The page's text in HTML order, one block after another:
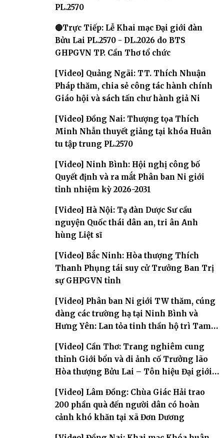
PL.2570
🔴Trực Tiếp: Lễ Khai mạc Đại giới đàn
Bửu Lai PL.2570 - DL.2026 do BTS
GHPGVN TP. Cần Thơ tổ chức
[Video] Quảng Ngãi: TT. Thích Nhuận
Pháp thăm, chia sẻ công tác hành chính
Giáo hội và sách tấn chư hành giả Ni
[Video] Đồng Nai: Thượng tọa Thích
Minh Nhẫn thuyết giảng tại khóa Huân
tu tập trung PL.2570
[Video] Ninh Bình: Hội nghị công bố
Quyết định và ra mắt Phân ban Ni giới
tỉnh nhiệm kỳ 2026-2031
[Video] Hà Nội: Tạ đàn Dược Sư cầu
nguyện Quốc thái dân an, tri ân Anh
hùng Liệt sĩ
[Video] Bắc Ninh: Hòa thượng Thích
Thanh Phụng tái suy cử Trưởng Ban Trị
sự GHPGVN tỉnh
[Video] Phân ban Ni giới TW thăm, cúng
dàng các trường hạ tại Ninh Bình và
Hưng Yên: Lan tỏa tinh thần hộ trì Tam
[Video] Cần Thơ: Trang nghiêm cung
thỉnh Giới bổn và di ảnh cố Trưởng lão
Hòa thượng Bửu Lai – Tôn hiệu Đại giới
[Video] Lâm Đồng: Chùa Giác Hải trao
200 phần quà đến người dân có hoàn
cảnh khó khăn tại xã Đơn Dương